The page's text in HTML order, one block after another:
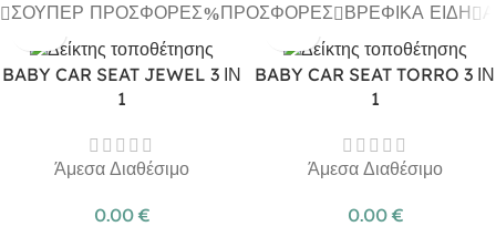
ΣΟΎΠΕΡ ΠΡΟΣΦΟΡΈΣ ΠΡΟΣΦΟΡΈΣ ΒΡΕΦΙΚΆ ΕΊΔΗ
BABY CAR SEAT JEWEL 3 ΙΝ
1
Άμεσα Διαθέσιμο
0.00 €
BABY CAR SEAT TORRO 3 ΙΝ
1
Άμεσα Διαθέσιμο
0.00 €